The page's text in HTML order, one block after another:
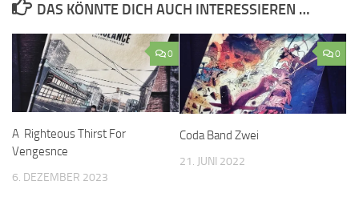
DAS KÖNNTE DICH AUCH INTERESSIEREN …
0
A Righteous Thirst For
Vengesnce
6. DEZEMBER 2023
0
Coda Band Zwei
21. JUNI 2022